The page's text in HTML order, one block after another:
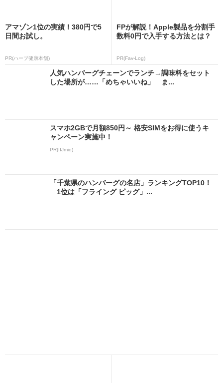
アマゾン1位の実績！380円で5
日間お試し。
PR(ハーブ健康本舗)
FPが解説！Apple製品を分割手
数料0円で入手する方法とは？
PR(Fav-Log)
人気ハンバーグチェーンでランチ→調味料をセット
した場所が……「めちゃいいね」 ま...
スマホ2GBで月額850円～ 格安SIMをお得に使うキ
ャンペーン実施中！
PR(IIJmio)
「千葉県のハンバーグの名店」ランキングTOP10！
1位は「フライング ピッグ」...